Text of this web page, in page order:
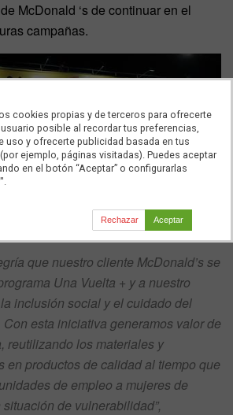
McDonald ‘s de continuar en el
campañas.
que nuestro cliente McDonald’s se
Una Vuelta + y a nuestro
inclusión social y el cuidado del
esta iniciativa generamos valor de
reutilizando los materiales y
en productos de calidad al tiempo que
de empleo a mujeres de
de vulnerabilidad”,
cookies propias y de terceros para ofrecerte
posible al recordar tus preferencias,
uso y ofrecerte publicidad basada en tus
ejemplo, páginas visitadas). Puedes aceptar
en el botón “Aceptar” o configurarlas
Rechazar Aceptar